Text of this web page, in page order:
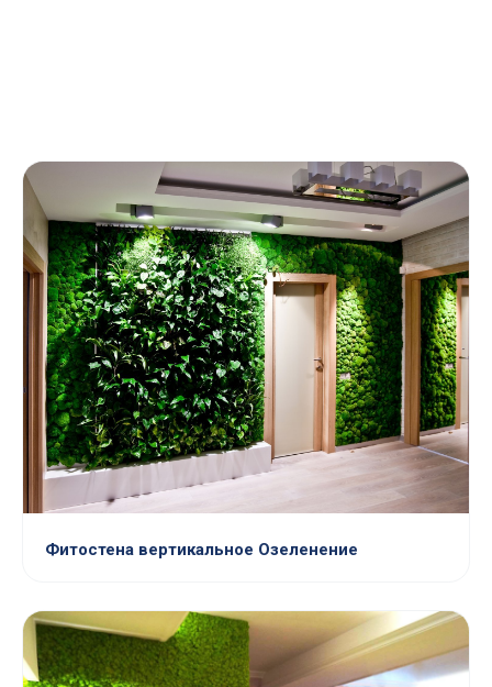
Фитостена вертикальное Озеленение